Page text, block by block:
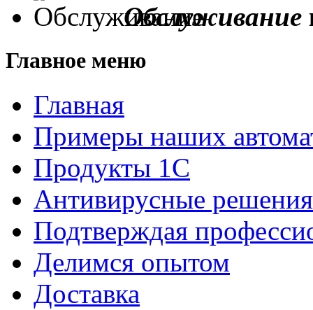
Обслуживание
Главное меню
Главная
Примеры наших
Продукты 1С
Антивирусные решения
Подтверждая
Делимся опытом
Доставка